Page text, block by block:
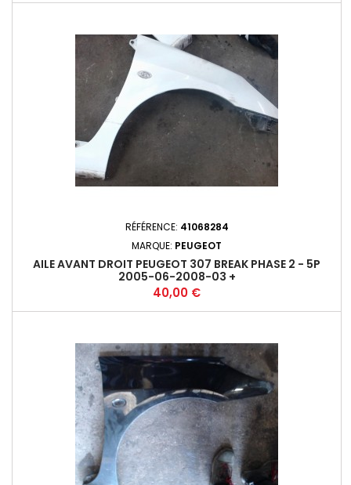
RÉFÉRENCE: 41068284
MARQUE: PEUGEOT
AILE AVANT DROIT PEUGEOT 307 BREAK PHASE 2 - 5P
2005-06-2008-03 +
Prix
40,00 €